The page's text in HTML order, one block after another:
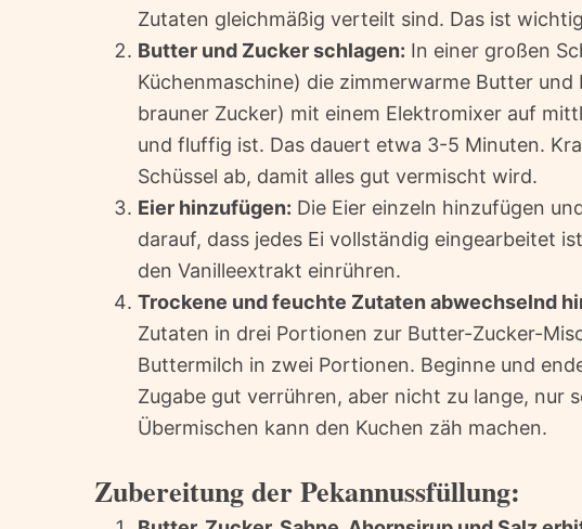
Zutaten gleichmäßig verteilt sind. Das ist
Butter und Zucker schlagen: In einer großen
Küchenmaschine) die zimmerwarme Butter
brauner Zucker) mit einem Elektromixer auf
und fluffig ist. Das dauert etwa 3-5 Minuten.
Schüssel ab, damit alles gut vermischt wird.
Eier hinzufügen: Die Eier einzeln hinzufügen
darauf, dass jedes Ei vollständig eingearbeitet
den Vanilleextrakt einrühren.
Trockene und feuchte Zutaten abwechselnd
Zutaten in drei Portionen zur Butter-Zucker-
Buttermilch in zwei Portionen. Beginne und
Zugabe gut verrühren, aber nicht zu lange, nur
Übermischen kann den Kuchen zäh machen.
Zubereitung der Pekannussfüllung: